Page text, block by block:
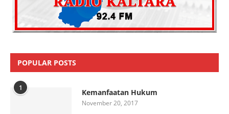
POPULAR POSTS
1 Kemanfaatan Hukum
November 20, 2017